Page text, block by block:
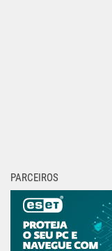
PARCEIROS